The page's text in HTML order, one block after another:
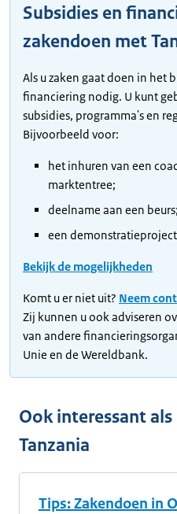
Subsidies en
zakendoen met
Als u zaken gaat doen in het
financiering nodig. U kunt
subsidies, programma's en
Bijvoorbeeld voor:
het inhuren van een
marktentree;
deelname aan een beurs;
een
Bekijk de mogelijkheden
Komt u er niet uit? Neem
Zij kunnen u ook adviseren
van andere
Unie en de Wereldbank.
Ook interessant
Tanzania
Tips: Zakendoen in